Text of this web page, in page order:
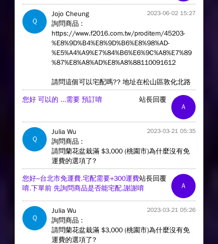
Q
Jojo Cheung 2023-06-02 15:27
詢問商品 :
https://www.f2016.com.tw/proditem/45203-
%E8%9D%B4%E8%9D%B6%E8%98%AD-
%E5%A4%A9%E7%84%B6%E6%9C%A8%E7%89
%87%E8%A8%AD%E8%A8%88110091612
請問這個可以宅配嗎?? 地址在松山區敦化北路
A
站長回覆
您好 可以的 ...需要 預訂唷
Q
Julia Wu 2023-03-21 05:35
詢問商品 :
請問蘭花盆栽滿 $3,000 (桃園市)為什麼沒有免
運費的選項了?
A
站長回覆
您好~台北市免運費.宅配需要+300運費
唷.下單前 先詢問商品是否能宅配.謝謝唷
Q
Julia Wu 2023-03-21 05:26
詢問商品 :
請問蘭花盆栽滿 $3,000 (桃園市)為什麼沒有免
運費的選項了?